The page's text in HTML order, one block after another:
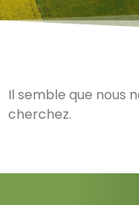
Il semble que nous
cherchez.